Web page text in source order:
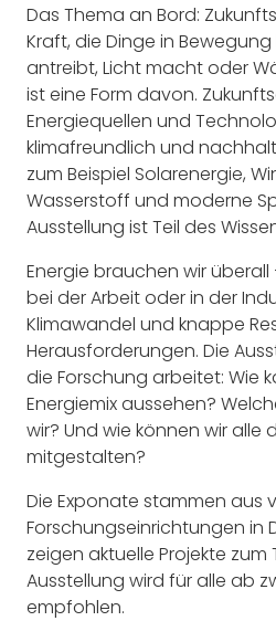
Das Thema an Bord:
Kraft, die Dinge in
antreibt, Licht macht oder
ist eine Form davon.
Energiequellen und
klimafreundlich und
zum Beispiel Solarenergie,
Wasserstoff und moderne
Ausstellung ist Teil des
Energie brauchen wir überall
bei der Arbeit oder in der
Klimawandel und knappe
Herausforderungen. Die
die Forschung arbeitet: Wie
Energiemix aussehen?
wir? Und wie können wir alle
mitgestalten?
Die Exponate stammen aus
Forschungseinrichtungen in
zeigen aktuelle Projekte zum
Ausstellung wird für alle ab
empfohlen.